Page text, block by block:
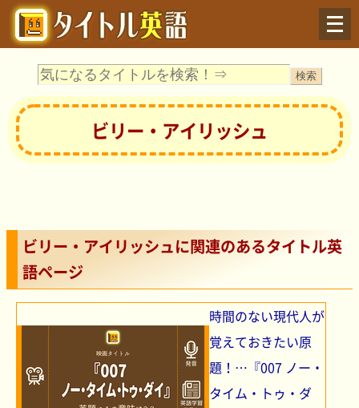
Menu
ビリー・アイリッシュ
ビリー・アイリッシュに関連のあるタイトル英
語ページ
時間のない現代人が
覚えておきたい原
題！…『007 ノー・
タイム・トゥ・ダ